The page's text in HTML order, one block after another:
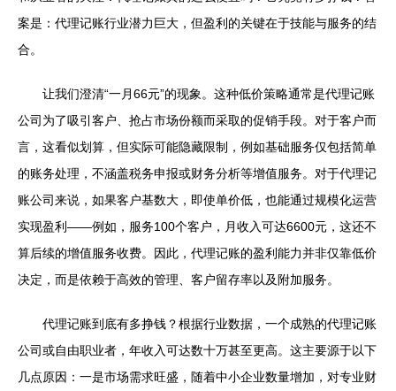
案是：代理记账行业潜力巨大，但盈利的关键在于技能与服务的结
合。
让我们澄清“一月66元”的现象。这种低价策略通常是代理记账
公司为了吸引客户、抢占市场份额而采取的促销手段。对于客户而
言，这看似划算，但实际可能隐藏限制，例如基础服务仅包括简单
的账务处理，不涵盖税务申报或财务分析等增值服务。对于代理记
账公司来说，如果客户基数大，即使单价低，也能通过规模化运营
实现盈利——例如，服务100个客户，月收入可达6600元，这还不
算后续的增值服务收费。因此，代理记账的盈利能力并非仅靠低价
决定，而是依赖于高效的管理、客户留存率以及附加服务。
代理记账到底有多挣钱？根据行业数据，一个成熟的代理记账
公司或自由职业者，年收入可达数十万甚至更高。这主要源于以下
几点原因：一是市场需求旺盛，随着中小企业数量增加，对专业财